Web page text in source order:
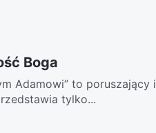
Boga
Adamowi” to poruszający i
tylko...